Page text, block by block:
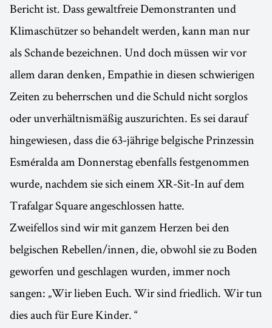
Bericht ist. Dass gewaltfreie Demonstranten und
Klimaschützer so behandelt werden, kann man nur
als Schande bezeichnen. Und doch müssen wir vor
allem daran denken, Empathie in diesen schwierigen
Zeiten zu beherrschen und die Schuld nicht sorglos
oder unverhältnismäßig auszurichten. Es sei darauf
hingewiesen, dass die 63-jährige belgische Prinzessin
Esméralda am Donnerstag ebenfalls festgenommen
wurde, nachdem sie sich einem XR-Sit-In auf dem
Trafalgar Square angeschlossen hatte.
Zweifellos sind wir mit ganzem Herzen bei den
belgischen Rebellen/innen, die, obwohl sie zu Boden
geworfen und geschlagen wurden, immer noch
sangen: „Wir lieben Euch. Wir sind friedlich. Wir tun
dies auch für Eure Kinder. “